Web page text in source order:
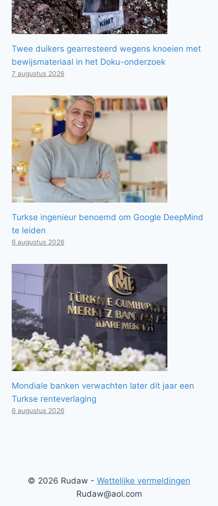
Twee duikers gearresteerd wegens knoeien met
bewijsmateriaal in het Doku-onderzoek
7 augustus 2026
Turkse ingenieur benoemd om Google DeepMind
te leiden
6 augustus 2026
Mondiale banken verwachten later dit jaar een
Turkse renteverlaging
6 augustus 2026
© 2026 Rudaw - Wettelijke vermeldingen
Rudaw@aol.com